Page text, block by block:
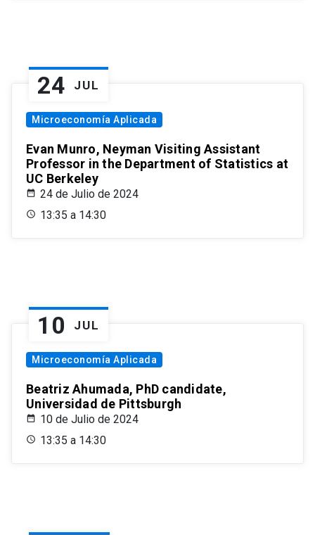
24 JUL
Microeconomía Aplicada
Evan Munro, Neyman Visiting Assistant
Professor in the Department of Statistics at
UC Berkeley
24 de Julio de 2024
13:35 a 14:30
10 JUL
Microeconomía Aplicada
Beatriz Ahumada, PhD candidate,
Universidad de Pittsburgh
10 de Julio de 2024
13:35 a 14:30